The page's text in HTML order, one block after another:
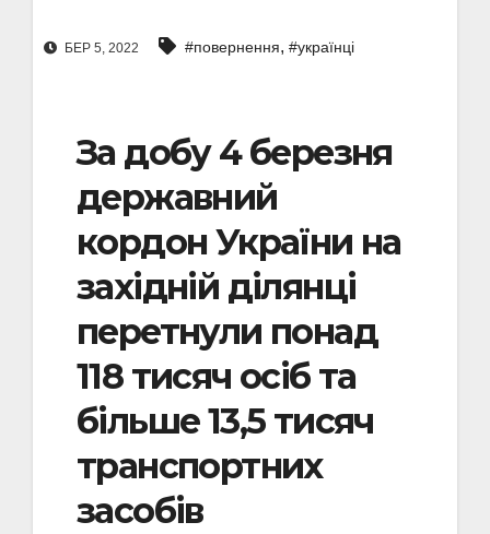
БЕР 5, 2022 #повернення, #українці
За добу 4 березня
державний
кордон України на
західній ділянці
перетнули понад
118 тисяч осіб та
більше 13,5 тисяч
транспортних
засобів